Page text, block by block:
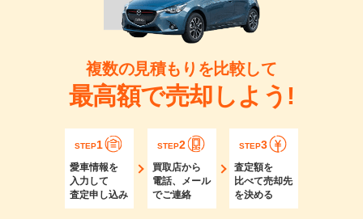
複数の見積もりを比較して
最高額で売却しよう!
STEP1
愛車情報を
入力して
査定申し込み
STEP2
買取店から
電話、メール
でご連絡
STEP3
査定額を
比べて売却先
を決める